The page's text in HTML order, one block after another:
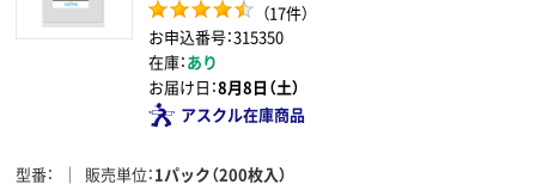
（17件）
お申込番号：315350
在庫：あり
お届け日：8月8日（土）
アスクル在庫商品
型番 販売単位 1パック（200枚入）